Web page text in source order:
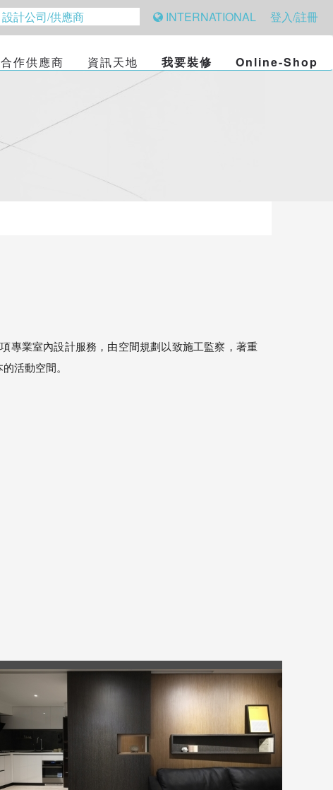
INTERNATIONAL 登入/註冊
合作供應商 資訊天地 我要裝修 Online-Shop
專業室內設計服務，由空間規劃以致施工監察，著重
活動空間。